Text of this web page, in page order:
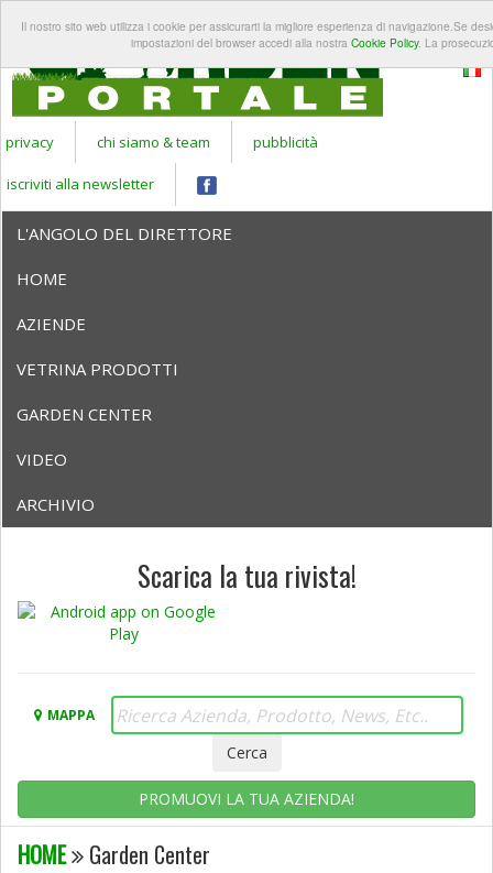
Il nostro sito web utilizza i cookie per assicurarti la migliore esperienza di navigazione.Se
impostazioni del browser accedi alla nostra Cookie Policy. La
GARDEN
PORTALE
LOGIN
privacy chi siamo & team pubblicità
iscriviti alla newsletter
L'ANGOLO DEL DIRETTORE
HOME
AZIENDE
VETRINA PRODOTTI
GARDEN CENTER
VIDEO
ARCHIVIO
Scarica la tua rivista!
MAPPA
PROMUOVI LA TUA AZIENDA!
HOME Garden Center